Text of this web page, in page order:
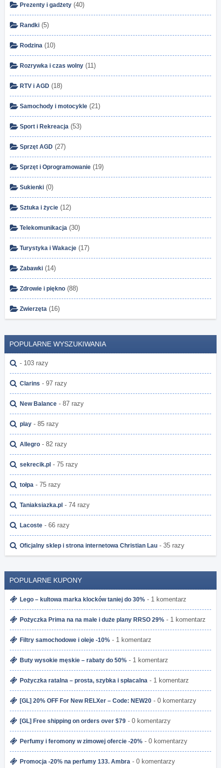
Prezenty i gadżety (40)
Randki (5)
Rodzina (10)
Rozrywka i czas wolny (11)
RTV i AGD (18)
Samochody i motocykle (21)
Sport i Rekreacja (53)
Sprzęt AGD (27)
Sprzęt i Oprogramowanie (19)
Sukienki (0)
Sztuka i życie (12)
Telekomunikacja (30)
Turystyka i Wakacje (17)
Zabawki (14)
Zdrowie i piękno (88)
Zwierzęta (16)
POPULARNE WYSZUKIWANIA
- 103 razy
Clarins - 97 razy
New Balance - 87 razy
play - 85 razy
Allegro - 82 razy
sekrecik.pl - 75 razy
tołpa - 75 razy
Taniaksiazka.pl - 74 razy
Lacoste - 66 razy
Oficjalny sklep i strona internetowa Christian Lau - 35 razy
POPULARNE KUPONY
Lego – kultowa marka klocków taniej do 30% - 1 komentarz
Pożyczka Prima na na małe i duże plany RRSO 29% - 1 komentarz
Filtry samochodowe i oleje -10% - 1 komentarz
Buty wysokie męskie – rabaty do 50% - 1 komentarz
Pożyczka ratalna – prosta, szybka i spłacalna - 1 komentarz
[GL] 20% OFF For New RELXer – Code: NEW20 - 0 komentarzy
[GL] Free shipping on orders over $79 - 0 komentarzy
Perfumy i feromony w zimowej ofercie -20% - 0 komentarzy
Promocja -20% na perfumy 133. Ambra - 0 komentarzy